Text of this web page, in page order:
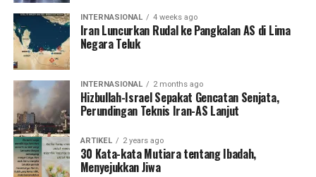
INTERNASIONAL 4 weeks ago
Iran Luncurkan Rudal ke Pangkalan AS di Lima
Negara Teluk
INTERNASIONAL 2 months ago
Hizbullah-Israel Sepakat Gencatan Senjata,
Perundingan Teknis Iran-AS Lanjut
ARTIKEL 2 years ago
30 Kata-kata Mutiara tentang Ibadah,
Menyejukkan Jiwa